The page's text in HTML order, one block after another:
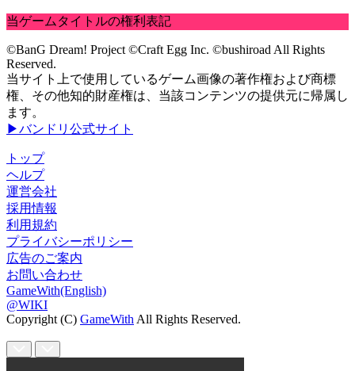
当ゲームタイトルの権利表記
©BanG Dream! Project ©Craft Egg Inc. ©bushiroad All Rights
Reserved.
当サイト上で使用しているゲーム画像の著作権および商標
権、その他知的財産権は、当該コンテンツの提供元に帰属し
ます。
▶バンドリ公式サイト
トップ
ヘルプ
運営会社
採用情報
利用規約
プライバシーポリシー
広告のご案内
お問い合わせ
GameWith(English)
@WIKI
Copyright (C) GameWith All Rights Reserved.